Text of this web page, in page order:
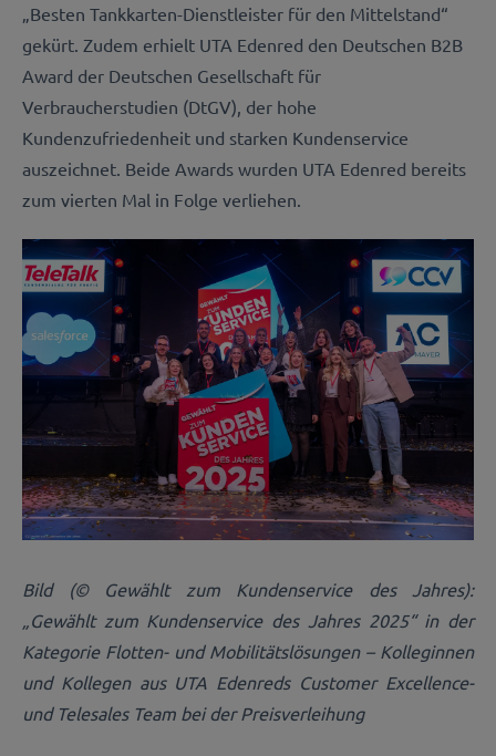
„Besten Tankkarten-Dienstleister für den Mittelstand“
gekürt. Zudem erhielt UTA Edenred den Deutschen B2B
Award der Deutschen Gesellschaft für
Verbraucherstudien (DtGV), der hohe
Kundenzufriedenheit und starken Kundenservice
auszeichnet. Beide Awards wurden UTA Edenred bereits
zum vierten Mal in Folge verliehen.
Bild (© Gewählt zum Kundenservice des Jahres):
„Gewählt zum Kundenservice des Jahres 2025“ in der
Kategorie Flotten- und Mobilitätslösungen – Kolleginnen
und Kollegen aus UTA Edenreds Customer Excellence-
und Telesales Team bei der Preisverleihung